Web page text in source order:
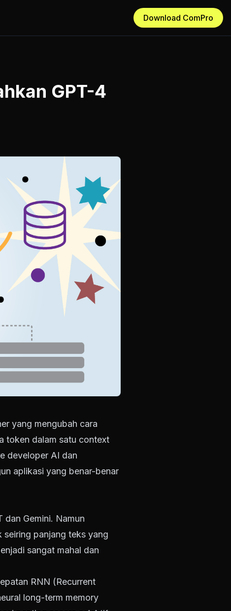
Download ComPro
GPT-4
yang mengubah cara
token dalam satu context
developer AI dan
aplikasi yang benar-benar
dan Gemini. Namun
panjang teks yang
sangat mahal dan
RNN (Recurrent
long-term memory